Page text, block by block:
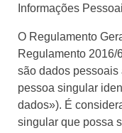
Informações
O Regulamento
Regulamento 2016/
são dados pessoais
pessoa singular
dados»). É
singular que possa